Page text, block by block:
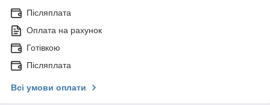
Післяплата
Оплата на рахунок
Готівкою
Післяплата
Всі умови оплати